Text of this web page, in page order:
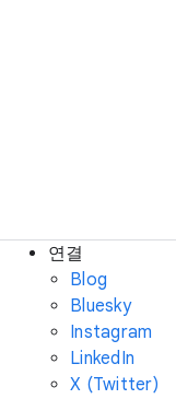
연결
Blog
Bluesky
Instagram
LinkedIn
X (Twitter)